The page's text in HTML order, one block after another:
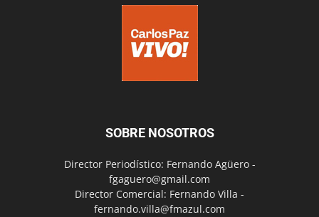
SOBRE NOSOTROS
Director Periodístico: Fernando Agüero -
fgaguero@gmail.com
Director Comercial: Fernando Villa -
fernando.villa@fmazul.com